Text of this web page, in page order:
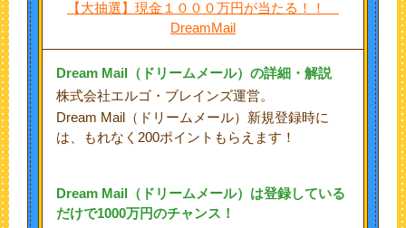
【大抽選】現金１０００万円が当たる！！
DreamMail
Dream Mail
（ドリームメール）の詳細・解説
株式会社エルゴ・ブレインズ運営。
Dream Mail（ドリームメール）新規登録時に
は、もれなく200ポイントもらえます！
Dream Mail
（ドリームメール）は登録している
だけで1000万円のチャンス！